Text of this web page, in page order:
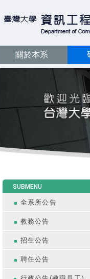
關於本系
SUBMENU
全系所公告
教務公告
招生公告
聘任公告